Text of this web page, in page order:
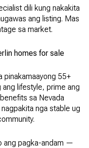
dili kung nakakita
ang listing. Mas
sa market.
homes for sale
pinakamaayong 55+
ang lifestyle, prime ang
sa Nevada
nga stable ug
ang pagka-andam —